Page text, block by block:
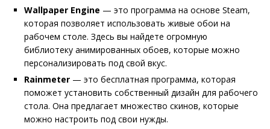
Wallpaper Engine — это программа на основе Steam,
которая позволяет использовать живые обои на
рабочем столе. Здесь вы найдете огромную
библиотеку анимированных обоев, которые можно
персонализировать под свой вкус.
Rainmeter — это бесплатная программа, которая
поможет установить собственный дизайн для рабочего
стола. Она предлагает множество скинов, которые
можно настроить под свои нужды.